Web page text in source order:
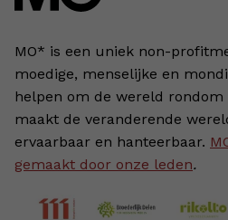
MO* is een uniek non-
moedige, menselijke en
helpen om de wereld rondom
maakt de veranderende
ervaarbaar en hanteerbaar.
gemaakt door onze leden.